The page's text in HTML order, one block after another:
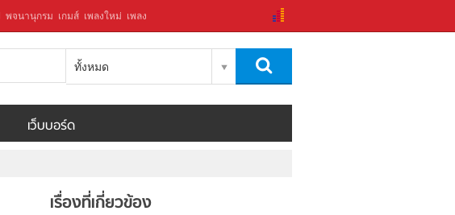
พจนานุกรม เกมส์ เพลงใหม่ เพลง
ทั้งหมด
เว็บบอร์ด
เรื่องที่เกี่ยวข้อง